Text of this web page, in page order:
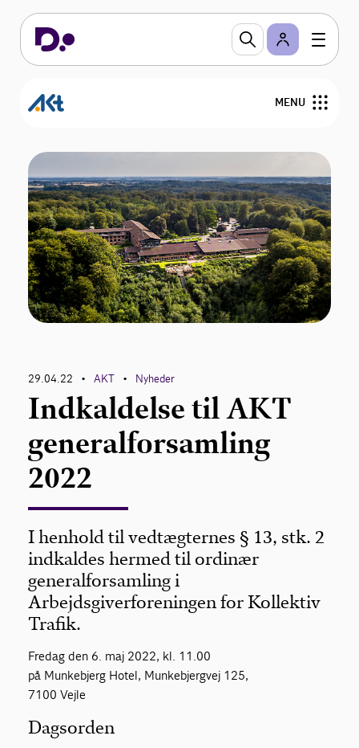
MENU
Om AKT
Nyheder
Overenskomster og personalejura
Viden om
29.04.22 • AKT • Nyheder
Indkaldelse til AKT
generalforsamling
2022
I henhold til vedtægternes § 13, stk. 2
indkaldes hermed til ordinær
generalforsamling i
Arbejdsgiverforeningen for Kollektiv
Trafik.
Fredag den 6. maj 2022, kl. 11.00
på Munkebjerg Hotel, Munkebjergvej 125,
7100 Vejle
Dagsorden